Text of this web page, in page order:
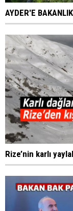
AYDER'E
Rize’nin karlı